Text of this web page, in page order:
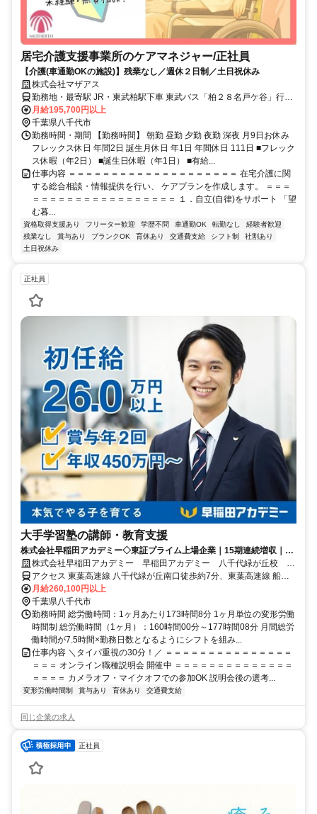
居宅介護支援事業所のケアマネジャー/正社員
【介護(車通勤OKの施設)】残業なし／週休２日制／土日祝休み
株式会社マザアス
勤務地・最寄駅 JR・東武柏駅下車 東武バス「柏２８名戸ケ谷」行き
「常盤台」下車徒歩３分 【新松戸駅】から電車で27分 【柏駅】から
徒歩24分
月給195,700円以上
千葉県八千代市
勤務時間・期間 【勤務時間】 朝勤 昼勤 夕勤 夜勤 深夜 月9日お休み
フレックス休日 年間2日 誕生月休日 年1日 年間休日 111日 ■フレック
ス休暇（年2日） ■誕生日休暇（年1日） ■有給...
仕事内容 ＝＝＝＝＝＝＝＝＝＝＝＝＝＝＝＝＝＝＝＝ 在宅介護に関
する総合相談・情報提供を行い、 ケアプランを作成します。 ＝＝＝
＝＝＝＝＝＝＝＝＝＝＝＝＝＝＝＝＝ １．自立(自律)をサポート 「望
む暮...
資格取得支援あり フリーター歓迎 学歴不問 車通勤OK 転勤なし
経験者歓迎
残業なし
賞与あり ブランクOK 育休あり 交通費支給 シフト制
社割あり
土日祝休み
正社員
大手学習塾の講師・教育支援
株式会社早稲田アカデミー◇東証プライム上場企業｜15期連続増収｜本
気でやる子を育てる
株式会社早稲田アカデミー 早稲田アカデミー 八千代緑が丘校 正
社員(講師職)
アクセス 東葉高速線 八千代緑が丘南口徒歩約7分、東葉高速線 船橋
日大前西口徒歩約18分、東葉高速線 北習志野5番口徒歩約41分
月給260,100円以上
千葉県八千代市
勤務時間 総労働時間：1ヶ月あたり173時間8分 1ヶ月単位の変形労働
時間制 総労働時間（1ヶ月）：160時間00分～177時間08分 月間総労
働時間が7.5時間×勤務日数となるようにシフトを組み...
仕事内容 ＼タイパ重視の30分！／ ＝＝＝＝＝＝＝＝＝＝＝＝＝＝＝
＝＝＝ オンライン職種説明会 開催中 ＝＝＝＝＝＝＝＝＝＝＝＝＝＝
＝＝＝＝ カメラオフ・マイクオフでの参加OK 説明会後の選考...
変形労働時間制 賞与あり 育休あり 交通費支給
同じ企業の求人
正社員